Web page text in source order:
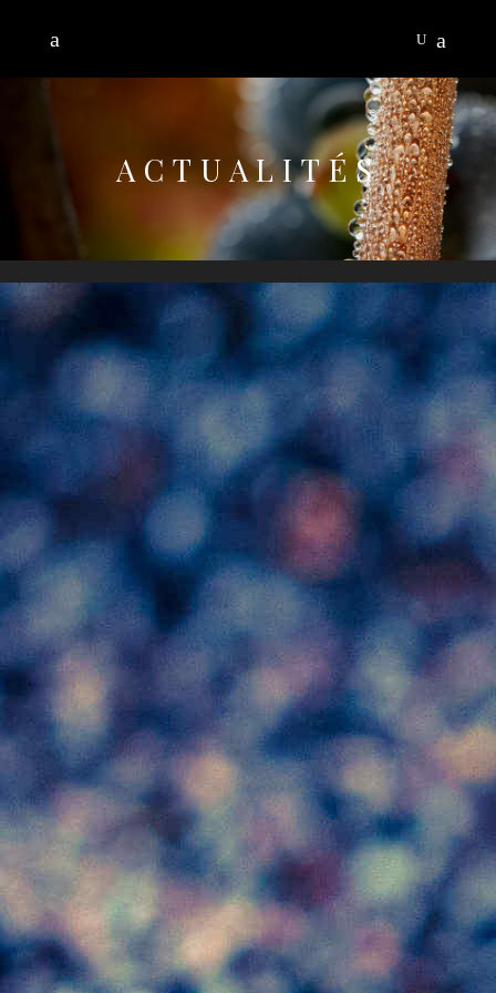
ACTUALITÉS
Nos prochains événements dans cette
rubrique.